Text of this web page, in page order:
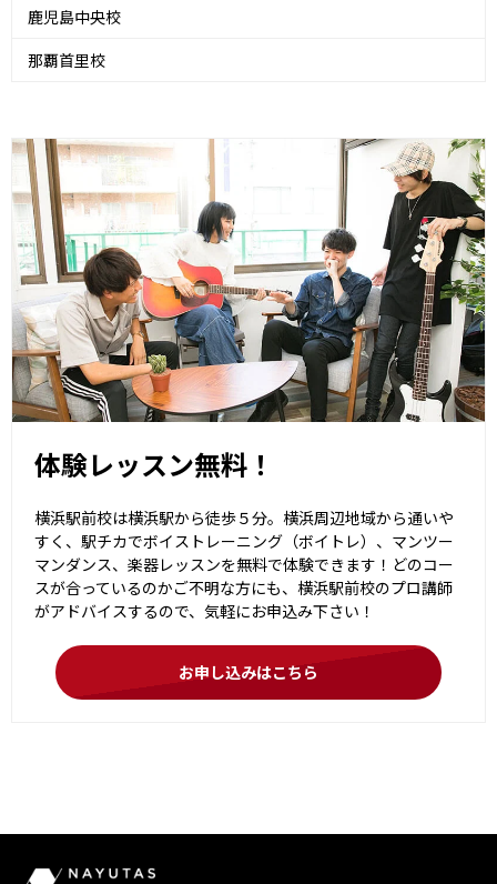
鹿児島中央校
那覇首里校
体験レッスン無料！
横浜駅前校は横浜駅から徒歩５分。横浜周辺地域から通いや
すく、駅チカでボイストレーニング（ボイトレ）、マンツー
マンダンス、楽器レッスンを無料で体験できます！どのコー
スが合っているのかご不明な方にも、横浜駅前校のプロ講師
がアドバイスするので、気軽にお申込み下さい！
お申し込みはこちら